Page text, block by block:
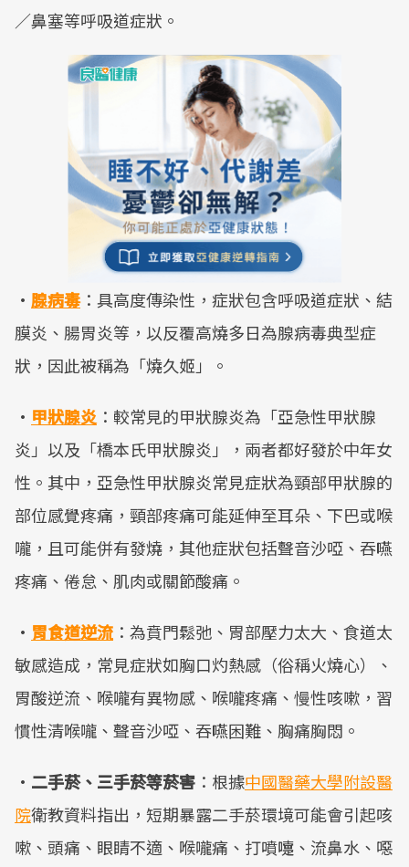
／鼻塞等呼吸道症狀。
· 腺病毒：具高度傳染性，症狀包含呼吸道症狀、結
膜炎、腸胃炎等，以反覆高燒多日為腺病毒典型症
狀，因此被稱為「燒久姬」。
· 甲狀腺炎 ：較常見的甲狀腺炎為「亞急性甲狀腺
炎」以及「橋本氏甲狀腺炎」，兩者都好發於中年女
性。其中，亞急性甲狀腺炎常見症狀為頸部甲狀腺的
部位感覺疼痛，頸部疼痛可能延伸至耳朵、下巴或喉
嚨，且可能併有發燒，其他症狀包括聲音沙啞、吞嚥
疼痛、倦怠、肌肉或關節酸痛。
· 胃食道逆流 ：為賁門鬆弛、胃部壓力太大、食道太
敏感造成，常見症狀如胸口灼熱感（俗稱火燒心）、
胃酸逆流、喉嚨有異物感、喉嚨疼痛、慢性咳嗽，習
慣性清喉嚨、聲音沙啞、吞嚥困難、胸痛胸悶。
· 二手菸、三手菸等菸害 ：根據中國醫藥大學附設醫
院衛教資料指出，短期暴露二手菸環境可能會引起咳
嗽、頭痛、眼睛不適、喉嚨痛、打噴嚏、流鼻水、噁